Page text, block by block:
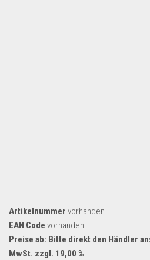
Artikelnummer vorhanden
EAN Code vorhanden
Preise ab: Bitte direkt den Händler
MwSt. zzgl. 19,00 %